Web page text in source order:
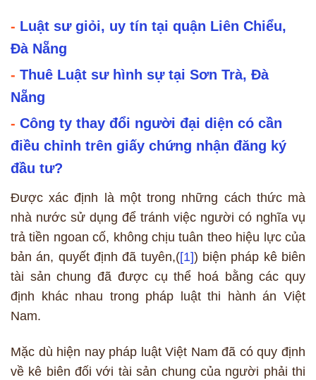
- Luật sư giỏi, uy tín tại quận Liên Chiểu,
Đà Nẵng
- Thuê Luật sư hình sự tại Sơn Trà, Đà
Nẵng
- Công ty thay đổi người đại diện có cần
điều chỉnh trên giấy chứng nhận đăng ký
đầu tư?
Được xác định là một trong những cách thức mà
nhà nước sử dụng để tránh việc người có nghĩa vụ
trả tiền ngoan cố, không chịu tuân theo hiệu lực của
bản án, quyết định đã tuyên,([1]) biện pháp kê biên
tài sản chung đã được cụ thể hoá bằng các quy
định khác nhau trong pháp luật thi hành án Việt
Nam.
Mặc dù hiện nay pháp luật Việt Nam đã có quy định
về kê biên đối với tài sản chung của người phải thi